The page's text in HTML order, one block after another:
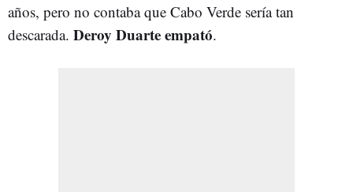
años, pero no contaba que Cabo Verde sería tan
descarada. Deroy Duarte empató.